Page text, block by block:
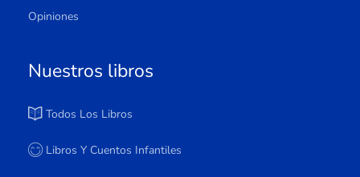
Opiniones
Nuestros libros
Todos Los Libros
Libros Y Cuentos Infantiles